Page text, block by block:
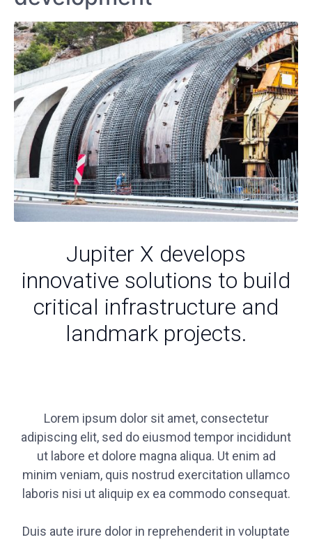
Jupiter X develops
innovative solutions to build
critical infrastructure and
landmark projects.
Lorem ipsum dolor sit amet, consectetur
adipiscing elit, sed do eiusmod tempor incididunt
ut labore et dolore magna aliqua. Ut enim ad
minim veniam, quis nostrud exercitation ullamco
laboris nisi ut aliquip ex ea commodo consequat.
Duis aute irure dolor in reprehenderit in voluptate